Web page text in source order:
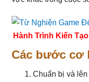
Hành Trình Kiến
Các bước cơ
Chuẩn bị và